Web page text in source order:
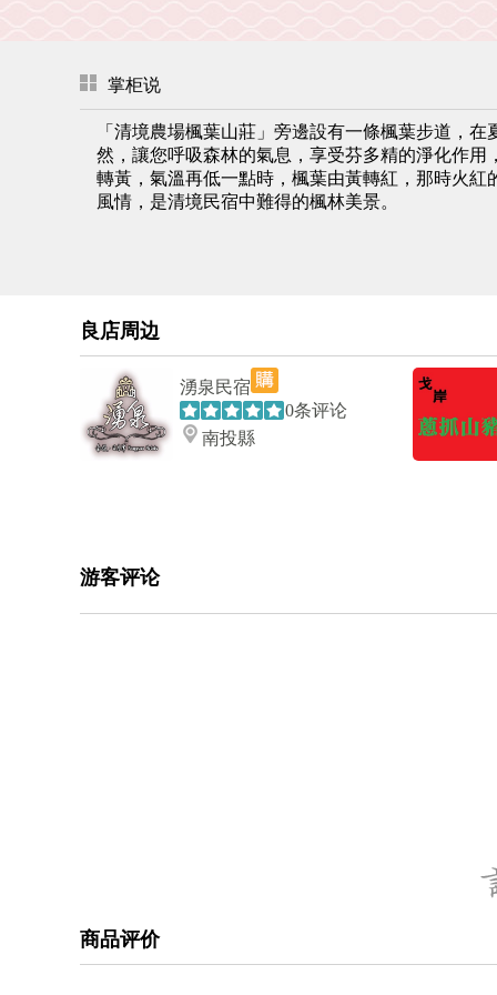
掌柜说
「清境農場楓葉山莊」旁邊設有一條楓葉步道，
然，讓您呼吸森林的氣息，享受芬多精的淨化作用
轉黃，氣溫再低一點時，楓葉由黃轉紅，那時火紅
風情，是清境民宿中難得的楓林美景。
良店周边
湧泉民宿
0条评论
南投縣
游客评论
商品评价